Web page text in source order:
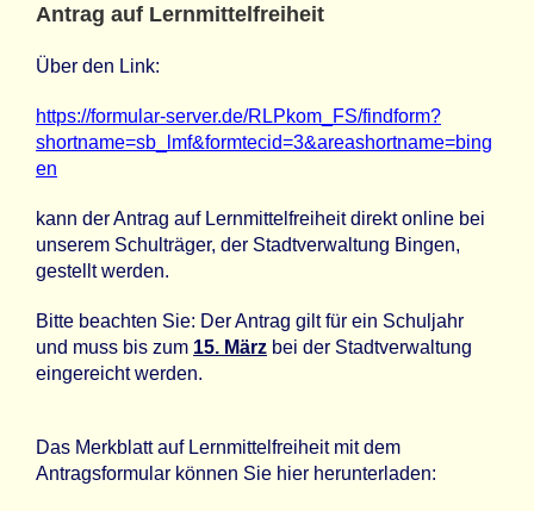
Antrag auf Lernmittelfreiheit
Über den Link:
https://formular-server.de/RLPkom_FS/findform?
shortname=sb_lmf&formtecid=3&areashortname=bing
en
kann der Antrag auf Lernmittelfreiheit direkt online bei
unserem Schulträger, der Stadtverwaltung Bingen,
gestellt werden.
Bitte beachten Sie: Der Antrag gilt für ein Schuljahr
und muss bis zum 15. März bei der Stadtverwaltung
eingereicht werden.
Das Merkblatt auf Lernmittelfreiheit mit dem
Antragsformular können Sie hier herunterladen: